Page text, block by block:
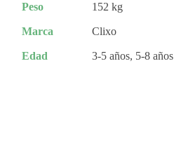
Peso 152 kg
Marca Clixo
Edad 3-5 años, 5-8 años